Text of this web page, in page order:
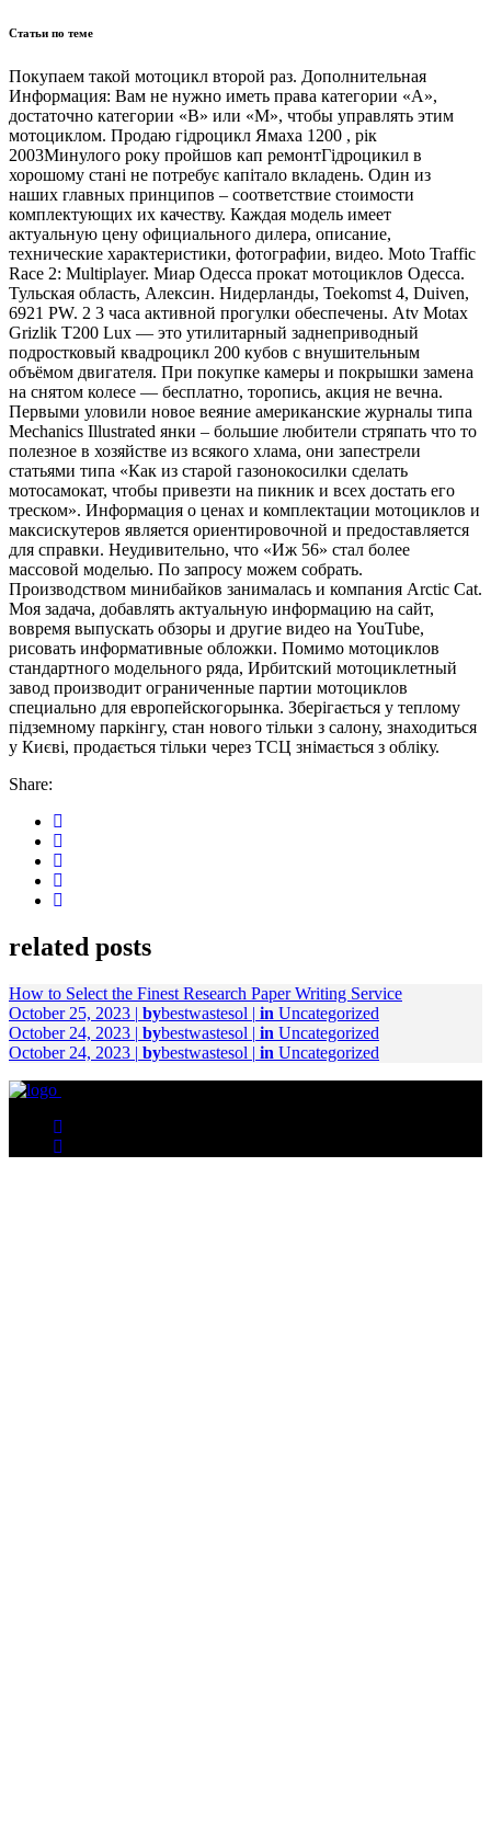
Статьи по теме
Покупаем такой мотоцикл второй раз. Дополнительная
Информация: Вам не нужно иметь права категории «А»,
достаточно категории «B» или «M», чтобы управлять этим
мотоциклом. Продаю гідроцикл Ямаха 1200 , рік
2003Минулого року пройшов кап ремонтГідроцикил в
хорошому стані не потребує капітало вкладень. Один из
наших главных принципов – соответствие стоимости
комплектующих их качеству. Каждая модель имеет
актуальную цену официального дилера, описание,
технические характеристики, фотографии, видео. Moto Traffic
Race 2: Multiplayer. Миар Одесса прокат мотоциклов Одесса.
Тульская область, Алексин. Нидерланды, Toekomst 4, Duiven,
6921 PW. 2 3 часа активной прогулки обеспечены. Atv Motax
Grizlik T200 Lux — это утилитарный заднеприводный
подростковый квадроцикл 200 кубов с внушительным
объёмом двигателя. При покупке камеры и покрышки замена
на снятом колесе — бесплатно, торопись, акция не вечна.
Первыми уловили новое веяние американские журналы типа
Mechanics Illustrated янки – большие любители стряпать что то
полезное в хозяйстве из всякого хлама, они запестрели
статьями типа «Как из старой газонокосилки сделать
мотосамокат, чтобы привезти на пикник и всех достать его
треском». Информация о ценах и комплектации мотоциклов и
максискутеров является ориентировочной и предоставляется
для справки. Неудивительно, что «Иж 56» стал более
массовой моделью. По запросу можем собрать.
Производством минибайков занималась и компания Arctic Cat.
Моя задача, добавлять актуальную информацию на сайт,
вовремя выпускать обзоры и другие видео на YouTube,
рисовать информативные обложки. Помимо мотоциклов
стандартного модельного ряда, Ирбитский мотоциклетный
завод производит ограниченные партии мотоциклов
специально для европейскогорынка. Зберігається у теплому
підземному паркінгу, стан нового тільки з салону, знаходиться
у Києві, продається тільки через ТСЦ знімається з обліку.
Share:
related posts
How to Select the Finest Research Paper Writing Service
October 25, 2023 | bybestwastesol | in Uncategorized
October 24, 2023 | bybestwastesol | in Uncategorized
October 24, 2023 | bybestwastesol | in Uncategorized